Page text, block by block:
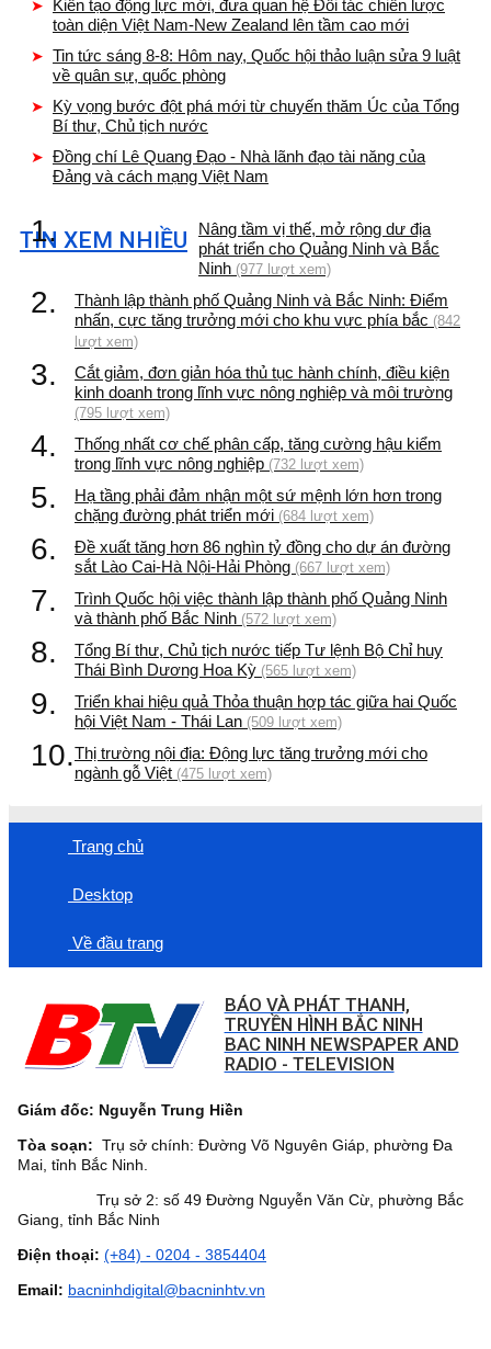
Kiến tạo động lực mới, đưa quan hệ Đối tác chiến lược
toàn diện Việt Nam-New Zealand lên tầm cao mới
Tin tức sáng 8-8: Hôm nay, Quốc hội thảo luận sửa 9 luật
về quân sự, quốc phòng
Kỳ vọng bước đột phá mới từ chuyến thăm Úc của Tổng
Bí thư, Chủ tịch nước
Đồng chí Lê Quang Đạo - Nhà lãnh đạo tài năng của
Đảng và cách mạng Việt Nam
TIN XEM NHIỀU
1.
Nâng tầm vị thế, mở rộng dư địa
phát triển cho Quảng Ninh và Bắc
Ninh (977 lượt xem)
2.
Thành lập thành phố Quảng Ninh và Bắc Ninh: Điểm
nhấn, cực tăng trưởng mới cho khu vực phía bắc (842
lượt xem)
3.
Cắt giảm, đơn giản hóa thủ tục hành chính, điều kiện
kinh doanh trong lĩnh vực nông nghiệp và môi trường
(795 lượt xem)
4.
Thống nhất cơ chế phân cấp, tăng cường hậu kiểm
trong lĩnh vực nông nghiệp (732 lượt xem)
5.
Hạ tầng phải đảm nhận một sứ mệnh lớn hơn trong
chặng đường phát triển mới (684 lượt xem)
6.
Đề xuất tăng hơn 86 nghìn tỷ đồng cho dự án đường
sắt Lào Cai-Hà Nội-Hải Phòng (667 lượt xem)
7.
Trình Quốc hội việc thành lập thành phố Quảng Ninh
và thành phố Bắc Ninh (572 lượt xem)
8.
Tổng Bí thư, Chủ tịch nước tiếp Tư lệnh Bộ Chỉ huy
Thái Bình Dương Hoa Kỳ (565 lượt xem)
9.
Triển khai hiệu quả Thỏa thuận hợp tác giữa hai Quốc
hội Việt Nam - Thái Lan (509 lượt xem)
10.Thị trường nội địa: Động lực tăng trưởng mới cho
ngành gỗ Việt (475 lượt xem)
Trang chủ
Desktop
Về đầu trang
BÁO VÀ PHÁT THANH,
TRUYỀN HÌNH BẮC NINH
BAC NINH NEWSPAPER AND
RADIO - TELEVISION
Giám đốc: Nguyễn Trung Hiền
Tòa soạn: Trụ sở chính: Đường Võ Nguyên Giáp, phường Đa
Mai, tỉnh Bắc Ninh.
Trụ sở 2: số 49 Đường Nguyễn Văn Cừ, phường Bắc
Giang, tỉnh Bắc Ninh
Điện thoại: (+84) - 0204 - 3854404
Email: bacninhdigital@bacninhtv.vn